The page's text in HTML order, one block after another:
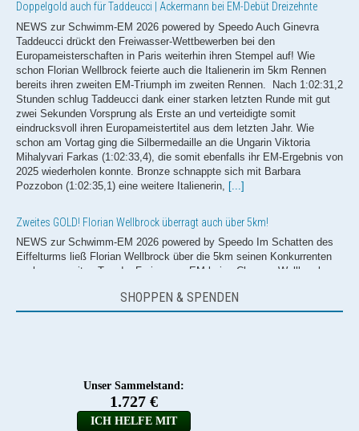
zwei Sekunden Vorsprung als Erste an und verteidigte somit
eindrucksvoll ihren Europameistertitel aus dem letzten Jahr. Wie
schon am Vortag ging die Silbermedaille an die Ungarin Viktoria
Mihalyvari Farkas (1:02:33,4), die somit ebenfalls ihr EM-Ergebnis von
2025 wiederholen konnte. Bronze schnappte sich mit Barbara
Pozzobon (1:02:35,1) eine weitere Italienerin, [...]
Zweites GOLD! Florian Wellbrock überragt auch über 5km!
NEWS zur Schwimm-EM 2026 powered by Speedo Im Schatten des
Eiffelturms ließ Florian Wellbrock über die 5km seinen Konkurrenten
auch am zweiten Tag der Freiwasser-EM keine Chance. Wellbrock
wählte dieselbe Taktik wie bei seinem Titelrennen über 10km tags
zuvor und schwamm nahezu das gesamte Rennen von vorne weg.
souverän nach 55:40,2 Minuten als Erster an. Dahinter zog erneut der
Ungar Dávid Bethlehem (55:42,6) den kürzeren und musste sich wie
bereits gestern mit dem Silberrang begnügen. Wellbrocks
Dauerkonkurrent, Gregorio Paltrinieri (Italien), schwamm in 55:54,7
Schwimm-EM 2026: Taddeucci schwimmt überlegen zu Gold!
um den Europameistertitel über die olympische Langdistanz. Mit Lea
Boy und Leonie Märtens mussten beide deutsche Starterinnen
krankheitsbedingt absagen, sodass das deutsche Team keine
Möglichkeit hatte, in die Medaillenvergabe einzugreifen. Den Titel
SHOPPEN & SPENDEN